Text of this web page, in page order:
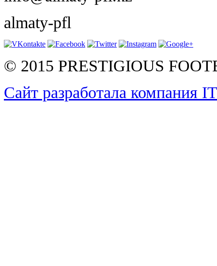
almaty-pfl
© 2015 PRESTIGIOUS
Сайт разработала компания